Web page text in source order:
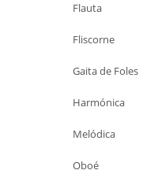
Flauta
Fliscorne
Gaita de Foles
Harmónica
Melódica
Oboé